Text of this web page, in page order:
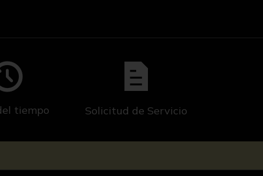
tiempo Solicitud de Servicio